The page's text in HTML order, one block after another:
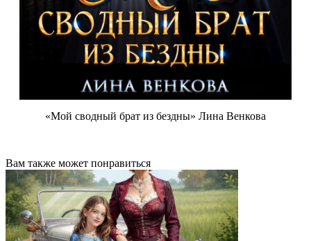
«Мой сводный брат из бездны» Лина Венкова
Вам также может понравиться